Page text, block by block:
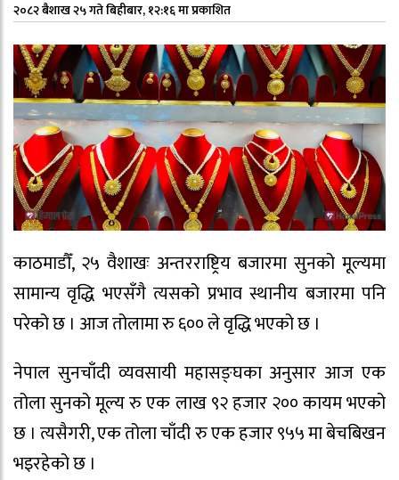
२०८२ बैशाख २५ गते बिहीबार, १२:१६ मा प्रकाशित
काठमाडौँ, २५ वैशाखः अन्तरराष्ट्रिय बजारमा सुनको मूल्यमा
सामान्य वृद्धि भएसँगै त्यसको प्रभाव स्थानीय बजारमा पनि
परेको छ । आज तोलामा रु ६०० ले वृद्धि भएको छ ।
नेपाल सुनचाँदी व्यवसायी महासङ्घका अनुसार आज एक
तोला सुनको मूल्य रु एक लाख ९२ हजार २०० कायम भएको
छ । त्यसैगरी, एक तोला चाँदी रु एक हजार ९५५ मा बेचबिखन
भइरहेको छ ।